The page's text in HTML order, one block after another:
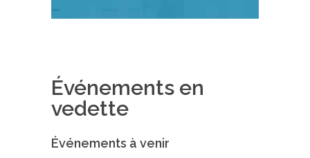
Événements en
vedette
Événements à venir